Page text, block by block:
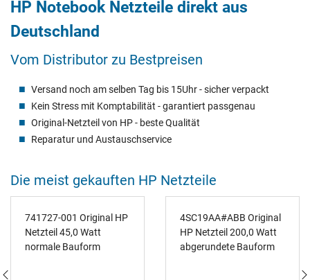
HP Notebook Netzteile direkt aus
Deutschland
Vom Distributor zu Bestpreisen
Versand noch am selben Tag bis 15Uhr - sicher verpackt
Kein Stress mit Komptabilität - garantiert passgenau
Original-Netzteil von HP - beste Qualität
Reparatur und Austauschservice
Die meist gekauften HP Netzteile
741727-001 Original HP
Netzteil 45,0 Watt
normale Bauform
4SC19AA#ABB Original
HP Netzteil 200,0 Watt
abgerundete Bauform